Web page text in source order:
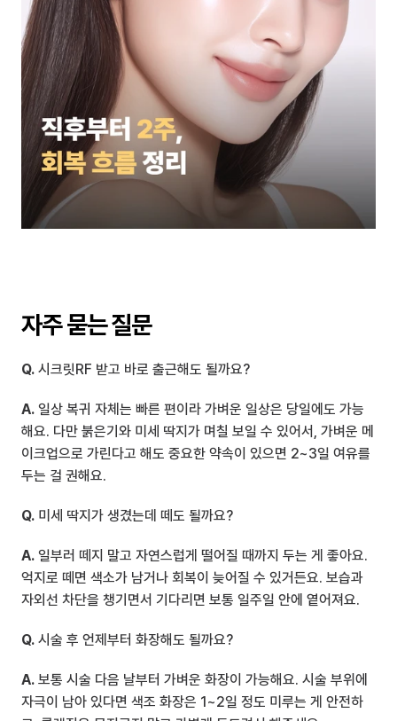
자주 묻는 질문
Q. 시크릿RF 받고 바로 출근해도 될까요?
A. 일상 복귀 자체는 빠른 편이라 가벼운 일상은 당일에도 가능
해요. 다만 붉은기와 미세 딱지가 며칠 보일 수 있어서, 가벼운 메
이크업으로 가린다고 해도 중요한 약속이 있으면 2~3일 여유를
두는 걸 권해요.
Q. 미세 딱지가 생겼는데 떼도 될까요?
A. 일부러 떼지 말고 자연스럽게 떨어질 때까지 두는 게 좋아요.
억지로 떼면 색소가 남거나 회복이 늦어질 수 있거든요. 보습과
자외선 차단을 챙기면서 기다리면 보통 일주일 안에 옅어져요.
Q. 시술 후 언제부터 화장해도 될까요?
A. 보통 시술 다음 날부터 가벼운 화장이 가능해요. 시술 부위에
자극이 남아 있다면 색조 화장은 1~2일 정도 미루는 게 안전하